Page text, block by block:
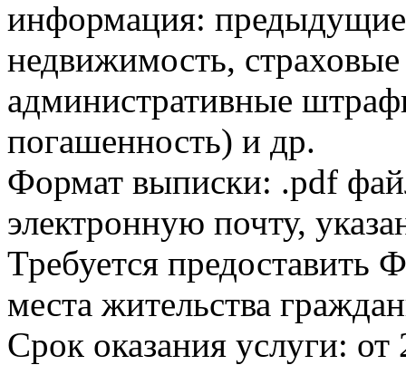
информация:
недвижимость,
административные
погашенность) и др.
Формат выписки: .pdf
электронную почту,
Требуется
места жительства
Срок оказания услуги: от